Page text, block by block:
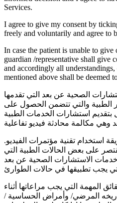
Services.
I agree to give my consent by
freely and voluntarily and agree to
In case the patient is unable to give
guardian /representative shall give
and accordingly all
mentioned above shall be deemed
الصحية عن بعد التي تقدمها
الطبية والتي تتضمن الحصول على
استشارات الخدمات الطبية
استخدام تقنية مؤتمرات الفيديو.
على بعض الحالات الطبية التي
الاستشارات الصحية عن بعد
المهمة التي يجب مراعاتها أثناء
المرضي/ وأمراض الحساسية /